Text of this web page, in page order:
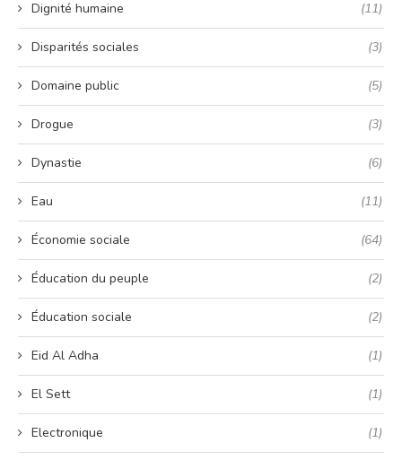
Dignité humaine (11)
Disparités sociales (3)
Domaine public (5)
Drogue (3)
Dynastie (6)
Eau (11)
Économie sociale (64)
Éducation du peuple (2)
Éducation sociale (2)
Eid Al Adha (1)
El Sett (1)
Electronique (1)